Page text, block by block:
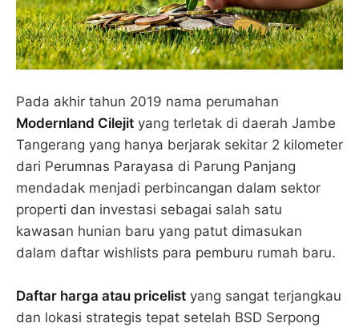
Pada akhir tahun 2019 nama perumahan
Modernland Cilejit yang terletak di daerah Jambe
Tangerang yang hanya berjarak sekitar 2 kilometer
dari Perumnas Parayasa di Parung Panjang
mendadak menjadi perbincangan dalam sektor
properti dan investasi sebagai salah satu
kawasan hunian baru yang patut dimasukan
dalam daftar wishlists para pemburu rumah baru.
Daftar harga atau pricelist yang sangat terjangkau
dan lokasi strategis tepat setelah BSD Serpong